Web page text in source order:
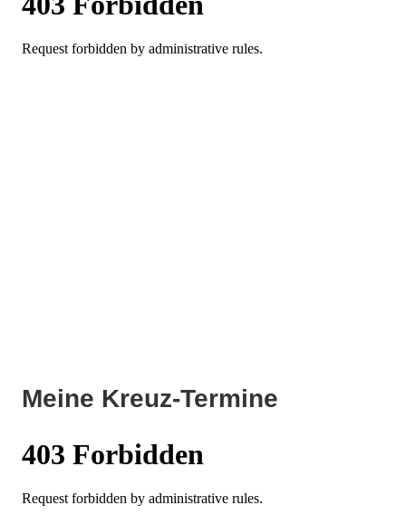
Meine Kreuz-Termine